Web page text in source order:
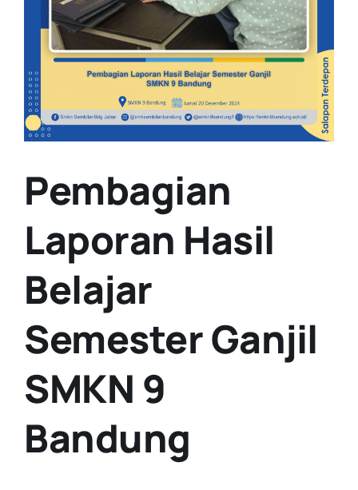
Pembagian
Laporan Hasil
Belajar
Semester Ganjil
SMKN 9
Bandung